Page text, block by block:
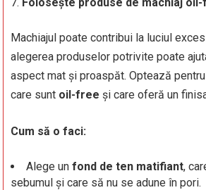
Machiajul poate contribui la luciul
alegerea produselor potrivite poate
aspect mat și proaspăt. Optează
care sunt oil-free și care oferă un
Cum să o faci:
Alege unfond de ten matifiant,
sebumul și care să nu se adune în pori.